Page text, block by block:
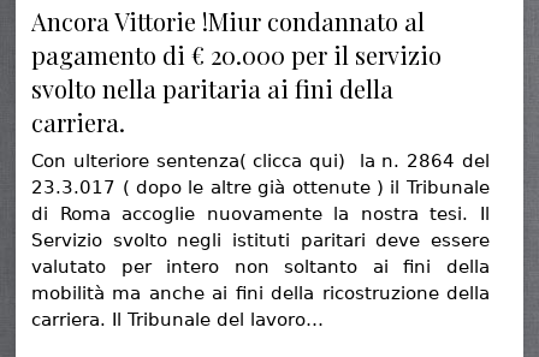
Ancora Vittorie !Miur condannato al
pagamento di € 20.000 per il servizio
svolto nella paritaria ai fini della
carriera.
Con ulteriore sentenza( clicca qui) la n. 2864 del
23.3.017 ( dopo le altre già ottenute ) il Tribunale
di Roma accoglie nuovamente la nostra tesi. Il
Servizio svolto negli istituti paritari deve essere
valutato per intero non soltanto ai fini della
mobilità ma anche ai fini della ricostruzione della
carriera. Il Tribunale del lavoro…